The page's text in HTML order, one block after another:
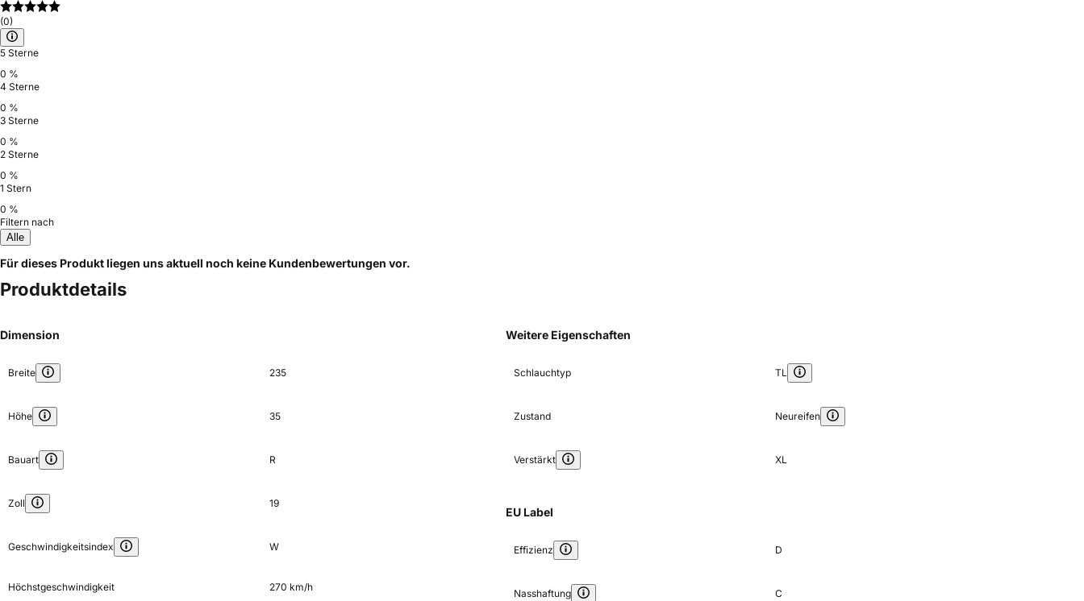
(0)
5 Sterne
0 %
4 Sterne
0 %
3 Sterne
0 %
2 Sterne
0 %
1 Stern
0 %
Filtern nach
Alle
Für dieses Produkt liegen uns aktuell noch keine Kundenbewertungen vor.
Produktdetails
Dimension
Breite 235
Höhe 35
Bauart R
Zoll 19
Geschwindigkeitsindex W
Höchstgeschwindigkeit 270 km/h
Weitere Eigenschaften
Schlauchtyp TL
Zustand Neureifen
Verstärkt XL
EU Label
Effizienz D
Nasshaftung C